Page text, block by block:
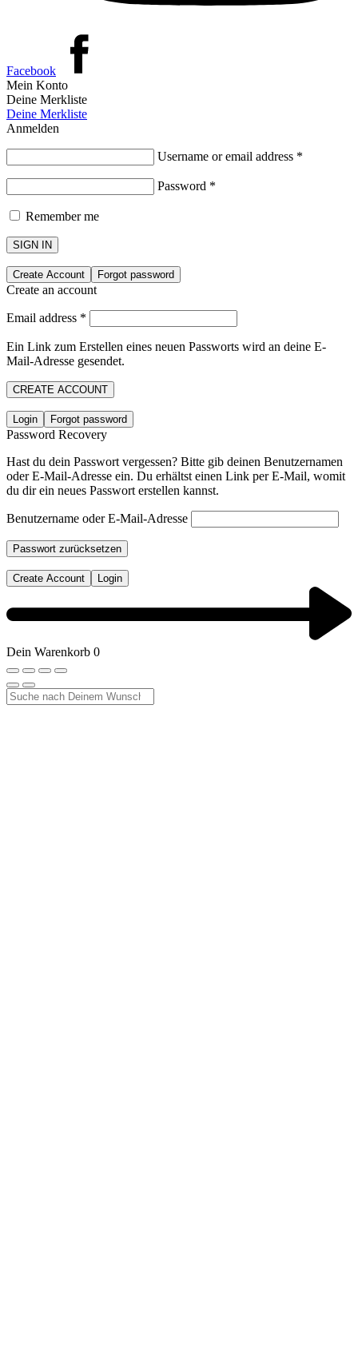
Facebook
Mein Konto
Deine Merkliste
Deine Merkliste
Anmelden
Username or email address *
Password *
Remember me
SIGN IN
Create Account Forgot password
Create an account
Email address *
Ein Link zum Erstellen eines neuen Passworts wird an deine E-
Mail-Adresse gesendet.
CREATE ACCOUNT
Login Forgot password
Password Recovery
Hast du dein Passwort vergessen? Bitte gib deinen Benutzernamen
oder E-Mail-Adresse ein. Du erhältst einen Link per E-Mail, womit
du dir ein neues Passwort erstellen kannst.
Benutzername oder E-Mail-Adresse
Passwort zurücksetzen
Create Account Login
Dein Warenkorb 0